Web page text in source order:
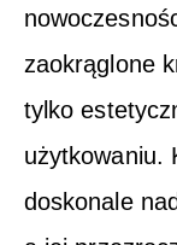
zaokrąglone
tylko
użytkowaniu.
doskonale